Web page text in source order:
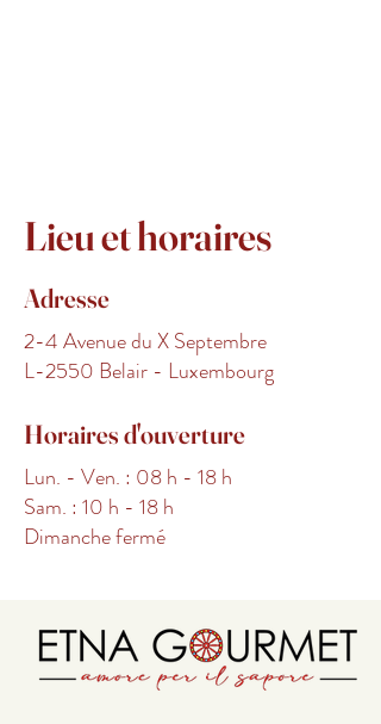
Lieu et horaires
Adresse
2-4 Avenue du X Septembre
L-2550 Belair - Luxembourg
Horaires d'ouverture
Lun. - Ven. : 08 h - 18 h
Sam. : 10 h - 18 h
Dimanche fermé